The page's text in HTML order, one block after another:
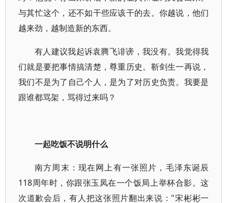
与其忙这个，还不如干些应该干的去。你越说，他们
越来劲，越制造新的东西。
有人建议我起诉袁腾飞诽谤，我没有。我觉得我
们就是要把事情搞清楚，尊重历史。靳剑生一再说，
我们不是为了自己个人，是为了对历史负责。我要是
跟谁都骂架，骂得过来吗？
一起吃饭不说明什么
南方周末：现在网上有一张照片，毛泽东诞辰
118周年时，你跟张玉凤在一个饭局上举杯合影。这
次道歉会后，有人把这张照片翻出来说："宋彬彬一